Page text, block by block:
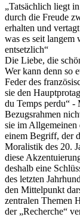
„Tatsächlich liegt
durch die Freude
erhalten und
was es seit langem
entsetzlich“
Die Liebe, die
Wer kann denn so
Feder des
sie den
du Temps perdu“ -
Bezugsrahmen
sie im Allgemeinen
einem Begriff, der
Moralistik des 20.
diese
deshalb eine
des letzten
den Mittelpunkt
zentralen Themen
der „Recherche“